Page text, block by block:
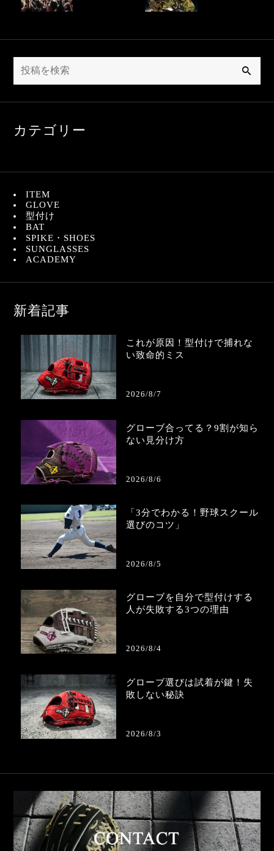
カテゴリー
ITEM
GLOVE
型付け
BAT
SPIKE・SHOES
SUNGLASSES
ACADEMY
新着記事
これが原因！型付けで捕れな
い致命的ミス
2026/8/7
グローブ合ってる？9割が知ら
ない見分け方
2026/8/6
「3分でわかる！野球スクール
選びのコツ」
2026/8/5
グローブを自分で型付けする
人が失敗する3つの理由
2026/8/4
グローブ選びは試着が鍵！失
敗しない秘訣
2026/8/3